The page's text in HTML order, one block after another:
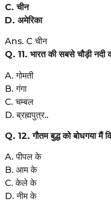
C. चीन
D. अमेरिका
Ans. C चीन
Q. 11. भारत की सबसे चौड़ी नदी
A. गोमती
B. गंगा
C. चम्बल
D. ब्रह्मपुत्र..
Q. 12. गौतम बुद्ध को बोधगया मैं
A. पीपल के
B. आम के
C. केले के
D. नीम के